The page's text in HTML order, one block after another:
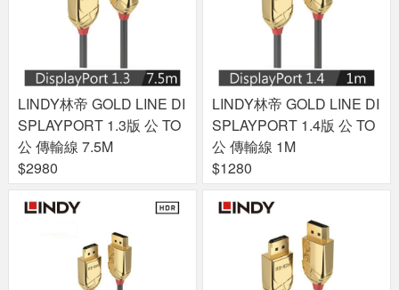
LINDY林帝 GOLD LINE DI
SPLAYPORT 1.3版 公 TO
公 傳輸線 7.5M
$2980
LINDY林帝 GOLD LINE DI
SPLAYPORT 1.4版 公 TO
公 傳輸線 1M
$1280